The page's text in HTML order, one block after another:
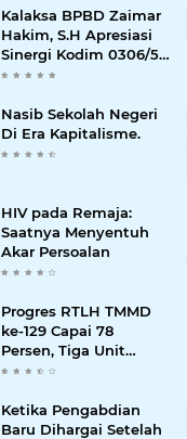
Kalaksa BPBD Zaimar
Hakim, S.H Apresiasi
Sinergi Kodim 0306/50
Kota dalam
dan Penanganan
Bencana
Nasib Sekolah Negeri
Di Era Kapitalisme.
HIV pada Remaja:
Saatnya Menyentuh
Akar Persoalan
Progres RTLH TMMD
ke-129 Capai 78
Persen, Tiga Unit
Rumah Bantuan Mulai
Ketika Pengabdian
Baru Dihargai Setelah